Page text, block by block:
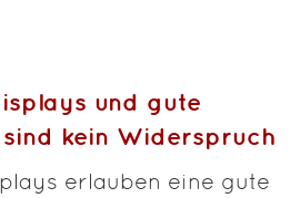
und gute
kein Widerspruch
erlauben eine gute